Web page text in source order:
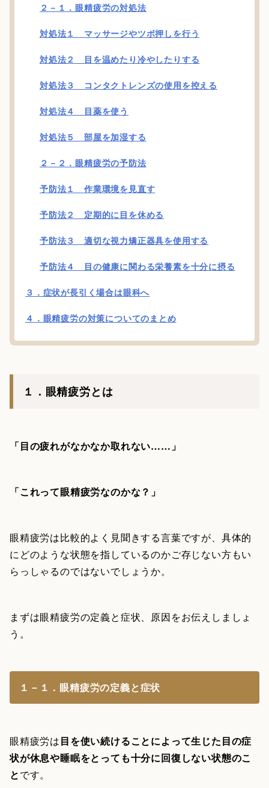
２－１．眼精疲労の対処法
対処法１ マッサージやツボ押しを行う
対処法２ 目を温めたり冷やしたりする
対処法３ コンタクトレンズの使用を控える
対処法４ 目薬を使う
対処法５ 部屋を加湿する
２－２．眼精疲労の予防法
予防法１ 作業環境を見直す
予防法２ 定期的に目を休める
予防法３ 適切な視力矯正器具を使用する
予防法４ 目の健康に関わる栄養素を十分に摂る
３．症状が長引く場合は眼科へ
４．眼精疲労の対策についてのまとめ
１．眼精疲労とは
「目の疲れがなかなか取れない……」
「これって眼精疲労なのかな？」
眼精疲労は比較的よく見聞きする言葉ですが、具体的
にどのような状態を指しているのかご存じない方もい
らっしゃるのではないでしょうか。
まずは眼精疲労の定義と症状、原因をお伝えしましょ
う。
１－１．眼精疲労の定義と症状
眼精疲労は目を使い続けることによって生じた目の症
状が休息や睡眠をとっても十分に回復しない状態のこ
とです。